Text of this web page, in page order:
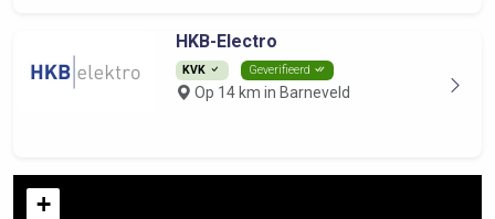
HKB-Electro
KVK Geverifieerd
Op 14 km in Barneveld
+